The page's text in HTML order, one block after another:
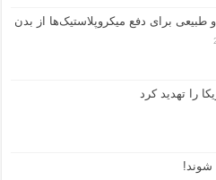
برای دفع میکروپلاستیک‌ها از بدن